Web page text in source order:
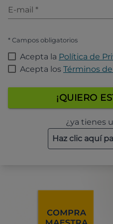
E-mail *
* Campos obligatorios
Acepta la Política de
Acepta los Términos
¡QUIERO
¿ya tienes
Haz clic aquí